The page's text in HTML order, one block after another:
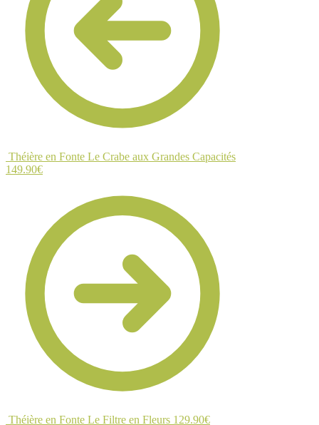
Théière en Fonte Le Crabe aux Grandes Capacités
149.90€
Théière en Fonte Le Filtre en Fleurs 129.90€